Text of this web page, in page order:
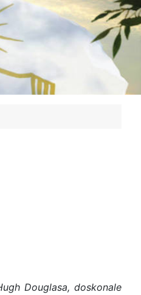
Douglasa, doskonale